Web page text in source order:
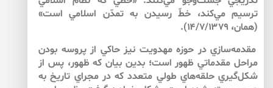
ترسيم مي‌‌كند، خطّ رسيدن به تمدّن اسلامي است»
(همان، ۱۴/۷/۱۳۷۹).
مقدمه‌‌سازي در حوزه مهدويت نيز حاكي از پروسه بودن
مراحل مقدماتي ظهور است؛ بدين بيان كه ظهور، پس از
شكل‌‌گيري حلقه‌‌هاي طولي متعدد كه در مجراي تاريخ به